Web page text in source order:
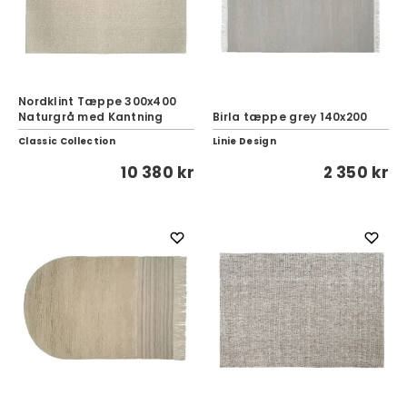
Nordklint Tæppe 300x400
Naturgrå med Kantning
Classic Collection
10 380 kr
Birla tæppe grey 140x200
Linie Design
2 350 kr